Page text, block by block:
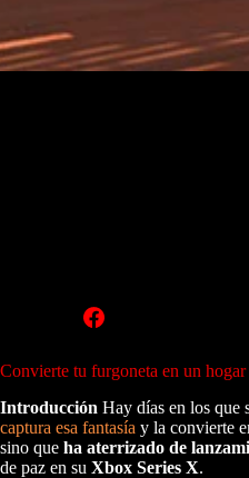
Convierte tu furgoneta en un
Introducción Hay días en los que
captura esa fantasía y la convierte
sino que ha aterrizado de
de paz en su Xbox Series X.